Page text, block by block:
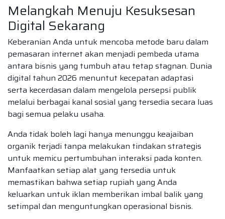
Melangkah Menuju Kesuksesan
Digital Sekarang
Keberanian Anda untuk mencoba metode baru dalam
pemasaran internet akan menjadi pembeda utama
antara bisnis yang tumbuh atau tetap stagnan. Dunia
digital tahun 2026 menuntut kecepatan adaptasi
serta kecerdasan dalam mengelola persepsi publik
melalui berbagai kanal sosial yang tersedia secara luas
bagi semua pelaku usaha.
Anda tidak boleh lagi hanya menunggu keajaiban
organik terjadi tanpa melakukan tindakan strategis
untuk memicu pertumbuhan interaksi pada konten.
Manfaatkan setiap alat yang tersedia untuk
memastikan bahwa setiap rupiah yang Anda
keluarkan untuk iklan memberikan imbal balik yang
setimpal dan menguntungkan operasional bisnis.